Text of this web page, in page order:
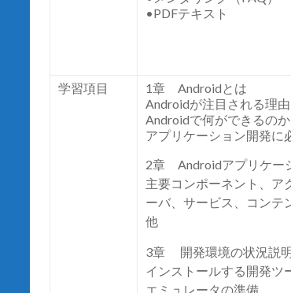
•PDFテキスト
学習項目
1章 Androidとは
Androidが注目される理由
Androidで何ができるのか
アプリケーション開発に
2章 Androidアプリケー
主要コンポーネント、ア
ーバ、サービス、コンテ
他
3章 開発環境の状況説
インストールする開発ツ
エミュレータの準備